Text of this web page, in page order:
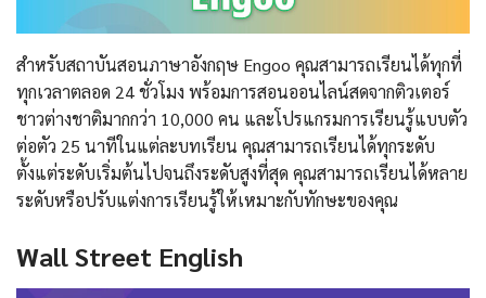
สําหรับสถาบันสอนภาษาอังกฤษ Engoo คุณสามารถเรียนได้ทุกที่
ทุกเวลาตลอด 24 ชั่วโมง พร้อมการสอนออนไลน์สดจากติวเตอร์
ชาวต่างชาติมากกว่า 10,000 คน และโปรแกรมการเรียนรู้แบบตัว
ต่อตัว 25 นาทีในแต่ละบทเรียน คุณสามารถเรียนได้ทุกระดับ
ตั้งแต่ระดับเริ่มต้นไปจนถึงระดับสูงที่สุด คุณสามารถเรียนได้หลาย
ระดับหรือปรับแต่งการเรียนรู้ให้เหมาะกับทักษะของคุณ
Wall Street English